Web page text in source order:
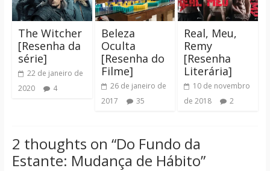
The Witcher
[Resenha da
série]
22 de janeiro de
2020
4
Beleza
Oculta
[Resenha do
Filme]
26 de janeiro de
2017
35
Real, Meu,
Remy
[Resenha
Literária]
10 de novembro
de 2018
2
2 thoughts on “Do Fundo da
Estante: Mudança de Hábito”